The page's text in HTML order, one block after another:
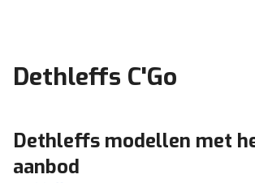
Dethleffs C'Go
Dethleffs modellen met
aanbod